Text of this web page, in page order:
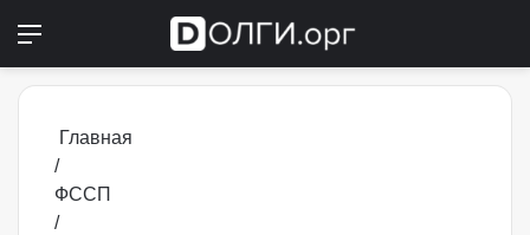
Главная
/
ФССП
/